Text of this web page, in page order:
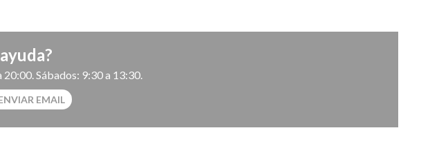
20:00. Sábados: 9:30 a 13:30.
EMAIL